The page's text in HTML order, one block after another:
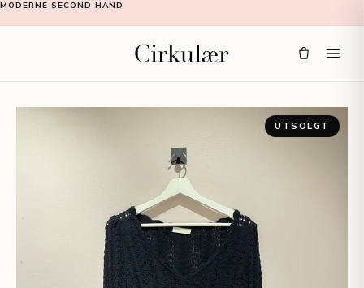
MODERNE SECOND HAND
UTSOLGT